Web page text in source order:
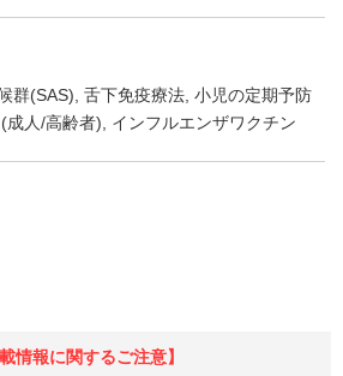
群(SAS) 舌下免疫療法 小児の定期予防
成人/高齢者) インフルエンザワクチン
載情報に関するご注意】